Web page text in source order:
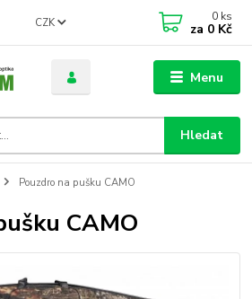
Menu
CZK
Hledat
0 ks
za 0 Kč
Pouzdro na pušku CAMO
CAMO